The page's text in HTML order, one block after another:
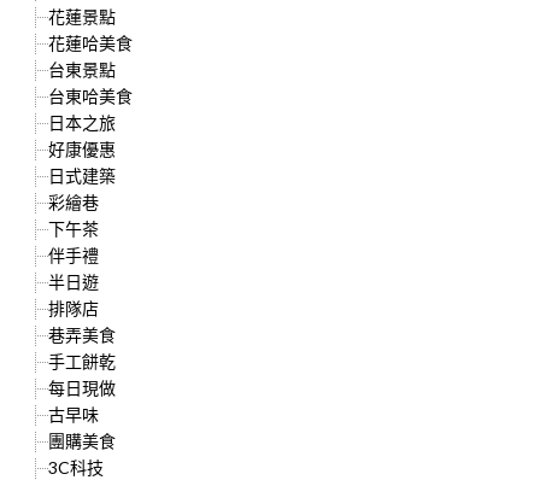
花蓮景點
花蓮哈美食
台東景點
台東哈美食
日本之旅
好康優惠
日式建築
彩繪巷
下午茶
伴手禮
半日遊
排隊店
巷弄美食
手工餅乾
每日現做
古早味
團購美食
3C科技